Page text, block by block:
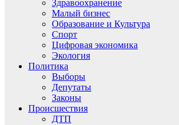
Здравоохранение
Малый бизнес
Образование и Культура
Спорт
Цифровая экономика
Экология
Политика
Выборы
Депутаты
Законы
Происшествия
ДТП